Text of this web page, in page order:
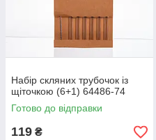
Набір скляних трубочок із
щіточкою (6+1) 64486-74
Готово до відправки
119 ₴